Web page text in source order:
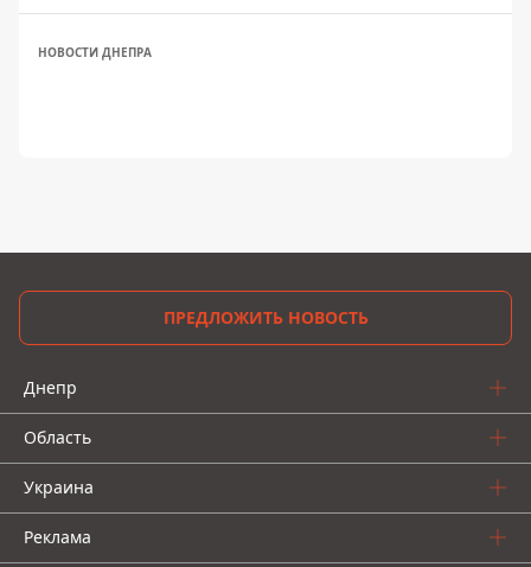
НОВОСТИ ДНЕПРА
ПРЕДЛОЖИТЬ НОВОСТЬ
Днепр
Область
Украина
Реклама